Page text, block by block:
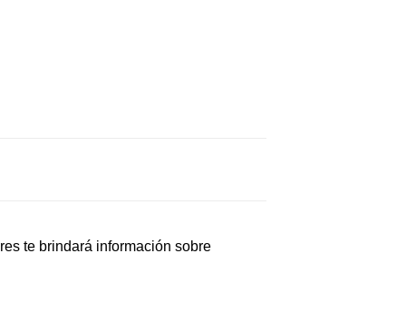
te brindará información sobre